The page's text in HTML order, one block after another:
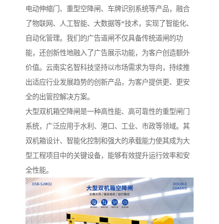
电动伸缩门、重型空降闸、车牌识别系统等产品，融合
了物联网、人工智能、大数据等*技术，实现了智能化、
自动化管理。我们的广告道闸不仅具备传统道闸的功
能，还创新性地融入了广告展示功能，为客户创造额外
价值。云南实名智科技坚持以市场需求为导向，持续推
出适应行业发展趋势的创新产品，为客户提供更、更安
全的出管控解决方案。
大型双机箱空降闸是一种高性能、高可靠性的重型闸门
系统，广泛应用于水利、港口、工业、市政等领域。其
双机箱设计、智能化控制和强大的承载能力使其成为大
型工程项目中的关键设备，能够有效提升运行效率和安
全性能。